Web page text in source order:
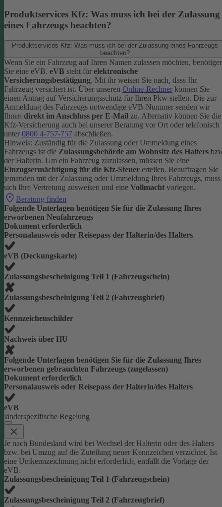
Produktservices Kfz: Was muss ich bei der Zulassung
eines Fahrzeugs beachten?
Produktservices Kfz: Was muss ich bei der Zulassung eines Fahrzeugs
beachten?
Wenn Sie ein Fahrzeug auf Ihren Namen zulassen möchten,
Sie eine eVB. eVB steht für elektronische
Versicherungsbestätigung. Mit ihr weisen Sie nach, dass Ihr
Fahrzeug versichert ist. Über unseren Online-Rechner können Sie
einen Antrag auf Versicherungsschutz für Ihren Pkw stellen. Die zur
Anmeldung des Fahrzeugs notwendige eVB-Nummer senden wir
Ihnen direkt im Anschluss per E-Mail zu. Alternativ können Sie die
Kfz-Versicherung auch bei unserer Beratung vor Ort oder telefonisch
unter 0800 4-757-757 abschließen.
Hinweis: Zuständig für die Zulassung oder Ummeldung eines
Fahrzeugs ist die Zulassungsbehörde am Wohnsitz des Halters
der Halterin. Um ein Fahrzeug zuzulassen, müssen Sie eine
Einzugsermächtigung für die Kfz-Steuer erteilen. Beauftragen Sie
jemanden mit der Zulassung oder Ummeldung Ihres Fahrzeugs, muss
sich Ihre Vertretung ausweisen und eine Vollmacht vorlegen.
Beratung finden
Folgende Unterlagen benötigen Sie für die Zulassung Ihres
erworbenen Neufahrzeugs
Dokument erforderlich
Personalausweis oder Reisepass der Halterin/des Halters
eVB (Deckungskarte)
Zulassungsbescheinigung Teil 1 (Fahrzeugschein)
Zulassungsbescheinigung Teil 2 (Fahrzeugbrief)
Kennzeichenschilder
Nachweis über HU
Folgende Unterlagen benötigen Sie für die Zulassung Ihres
erworbenen gebrauchten Fahrzeugs (zugelassen)
Dokument erforderlich
Personalausweis oder Reisepass der Halterin/des Halters
eVB
länderspezifische Regelung
Je nach Bundesland wird bei Wechsel der Halterin oder des Halters
bzw. bei Umzug auf die Zuteilung neuer Kennzeichen verzichtet. Ist
eine Umkennzeichnung nicht erforderlich, entfällt die Vorlage der
eVB.
Zulassungsbescheinigung Teil 1 (Fahrzeugschein)
Zulassungsbescheinigung Teil 2 (Fahrzeugbrief)